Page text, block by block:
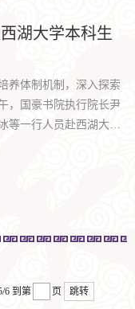
湖大学本科生
养体制机制，深入探索
，国豪书院执行院长尹
等一行人员赴西湖大学
教学事务部副主任黄召
6 到第 页 跳转